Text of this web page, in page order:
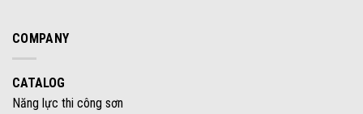
COMPANY
CATALOG
Năng lực thi công sơn